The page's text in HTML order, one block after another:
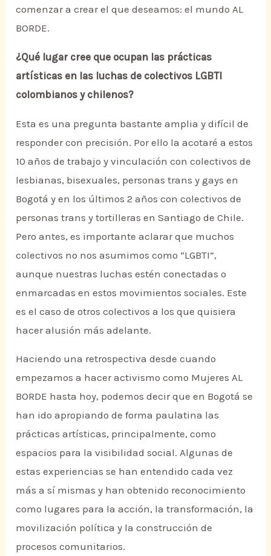
comenzar a crear el que deseamos: el mundo AL
BORDE.
¿Qué lugar cree que ocupan las prácticas
artísticas en las luchas de colectivos LGBTI
colombianos y chilenos?
Esta es una pregunta bastante amplia y difícil de
responder con precisión. Por ello la acotaré a estos
10 años de trabajo y vinculación con colectivos de
lesbianas, bisexuales, personas trans y gays en
Bogotá y en los últimos 2 años con colectivos de
personas trans y tortilleras en Santiago de Chile.
Pero antes, es importante aclarar que muchos
colectivos no nos asumimos como “LGBTI”,
aunque nuestras luchas estén conectadas o
enmarcadas en estos movimientos sociales. Este
es el caso de otros colectivos a los que quisiera
hacer alusión más adelante.
Haciendo una retrospectiva desde cuando
empezamos a hacer activismo como Mujeres AL
BORDE hasta hoy, podemos decir que en Bogotá se
han ido apropiando de forma paulatina las
prácticas artísticas, principalmente, como
espacios para la visibilidad social. Algunas de
estas experiencias se han entendido cada vez
más a sí mismas y han obtenido reconocimiento
como lugares para la acción, la transformación, la
movilización política y la construcción de
procesos comunitarios.